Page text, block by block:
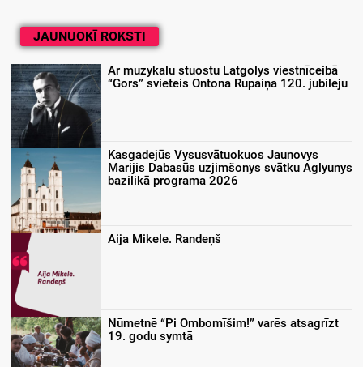
JAUNUOKĪ ROKSTI
Ar muzykalu stuostu Latgolys viestnīceibā
“Gors” svieteis Ontona Rupaiņa 120. jubileju
Kasgadejūs Vysusvātuokuos Jaunovys
Marijis Dabasūs uzjimšonys svātku Aglyunys
bazilikā programa 2026
Aija Mikele. Randeņš
Nūmetnē “Pi Ombomīšim!” varēs atsagrīzt
19. godu symtā